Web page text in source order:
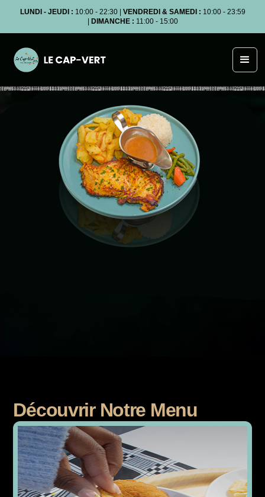
LUNDI - JEUDI : 10:00 - 22:30 | VENDREDI & SAMEDI : 10:00 - 23:59
DIMANCHE : 11:00 - 15:00
Découvrir Notre Menu